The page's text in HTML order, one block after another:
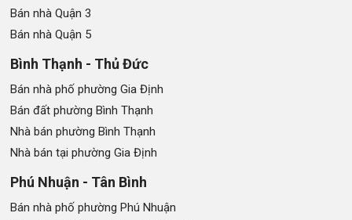
Bán nhà Quận 3
Bán nhà Quận 5
Bình Thạnh - Thủ Đức
Bán nhà phố phường Gia Định
Bán đất phường Bình Thạnh
Nhà bán phường Bình Thạnh
Nhà bán tại phường Gia Định
Phú Nhuận - Tân Bình
Bán nhà phố phường Phú Nhuận